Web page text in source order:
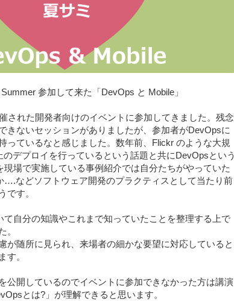
参加して来た「DevOps と Mobile」
された開発者向けのイベントに参加してきました。残念
きないセッションがありましたが、参加者がDevOpsに
っているなと感じました。数年前、Flickr のような大規
デプロイを行っているという話題と共にDevOpsという
場で実施している事例紹介では自分たちがやっていた
….などソフトウェア開発のプラクティスとして当たり前
です。
て自分の知識やこれまで知っていたことを整理する上で
。
が随所に見られ、来場者の細かな要望に対応していると
す。
公開しているのでイベントに参加できなかった方は講演
とは?」が理解できると思います。